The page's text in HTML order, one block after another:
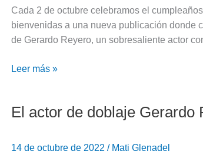
Cada 2 de octubre celebramos el
bienvenidas a una nueva publicación donde
de Gerardo Reyero, un sobresaliente actor
de
la
Voz
|Leer más »
El actor de doblaje Gerardo
14 de octubre de 2022 / Mati Glenadel
El
doblaje